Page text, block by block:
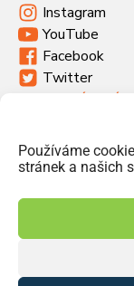
Používáme
stránek a našich
Instagram
YouTube
Facebook
Twitter
Havlíčkova
+420 466